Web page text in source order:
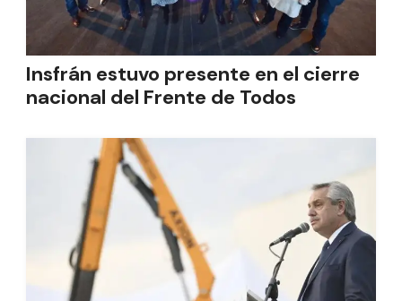
Insfrán estuvo presente en el cierre
nacional del Frente de Todos